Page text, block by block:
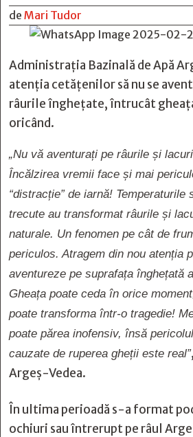
de Mari Tudor
Administrația Bazinală de Apă
atenția cetățenilor să nu se
râurile înghețate, întrucât
oricând.
„Nu vă aventurați pe râurile și
Încălzirea vremii face și mai
“distracție” de iarnă! Temperaturile
trecute au transformat râurile și
naturale. Un fenomen pe cât de
periculos. Atragem din nou atenția
aventureze pe suprafața înghețată
Gheața poate ceda în orice
poate transforma într-o tragedie!
poate părea inofensiv, însă
cauzate de ruperea gheții este real”
Argeș-Vedea.
În ultima perioadă s-a format
ochiuri sau întrerupt pe râul